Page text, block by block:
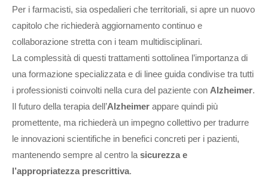
Per i farmacisti, sia ospedalieri che territoriali, si apre un nuovo
capitolo che richiederà aggiornamento continuo e
collaborazione stretta con i team multidisciplinari.
La complessità di questi trattamenti sottolinea l’importanza di
una formazione specializzata e di linee guida condivise tra tutti
i professionisti coinvolti nella cura del paziente con Alzheimer.
Il futuro della terapia dell’Alzheimer appare quindi più
promettente, ma richiederà un impegno collettivo per tradurre
le innovazioni scientifiche in benefici concreti per i pazienti,
mantenendo sempre al centro la sicurezza e
l’appropriatezza prescrittiva.